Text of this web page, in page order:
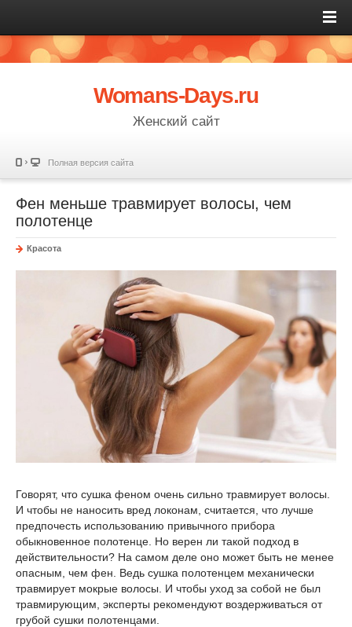
Womans-Days.ru
Женский сайт
Полная версия сайта
Фен меньше травмирует волосы, чем
полотенце
Красота
Говорят, что сушка феном очень сильно травмирует волосы.
И чтобы не наносить вред локонам, считается, что лучше
предпочесть использованию привычного прибора
обыкновенное полотенце. Но верен ли такой подход в
действительности? На самом деле оно может быть не менее
опасным, чем фен. Ведь сушка полотенцем механически
травмирует мокрые волосы. И чтобы уход за собой не был
травмирующим, эксперты рекомендуют воздерживаться от
грубой сушки полотенцами.